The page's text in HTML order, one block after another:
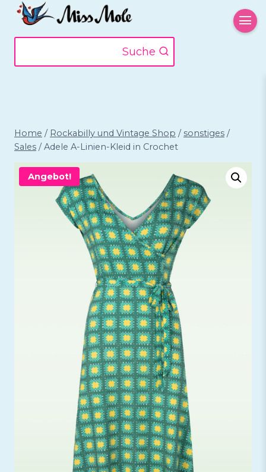
Zum
Inhalt
springen
Suche
Home / Rockabilly und Vintage Shop / sonstiges /
Sales / Adele A-Linien-Kleid in Crochet
Angebot!